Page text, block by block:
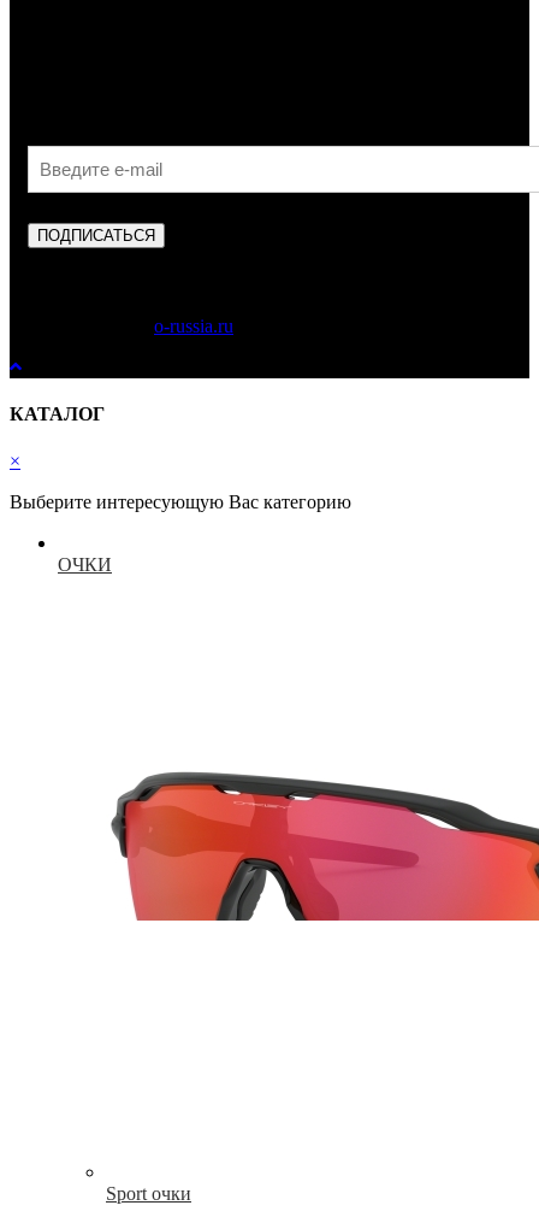
ПОДПИСАТЬСЯ
o-russia.ru
КАТАЛОГ
×
Выберите интересующую Вас категорию
ОЧКИ
Sport очки